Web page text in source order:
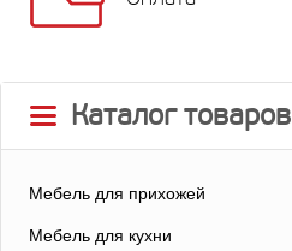
Каталог товаров
Мебель для прихожей
Мебель для кухни